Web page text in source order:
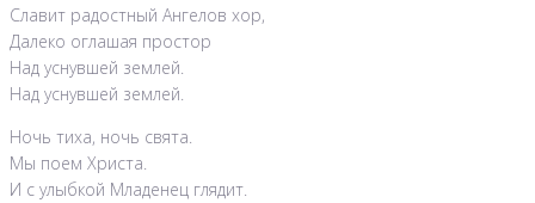
Славит радостный Ангелов хор,
Далеко оглашая простор
Над уснувшей землей.
Над уснувшей землей.
Ночь тиха, ночь свята.
Мы поем Христа.
И с улыбкой Младенец глядит.